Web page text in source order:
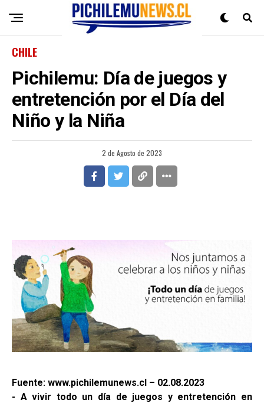
CHILE
Pichilemu: Día de juegos y
entretención por el Día del
Niño y la Niña
2 de Agosto de 2023
Fuente: www.pichilemunews.cl – 02.08.2023
- A vivir todo un día de juegos y entretención en